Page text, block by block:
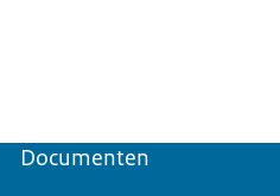
Documenten